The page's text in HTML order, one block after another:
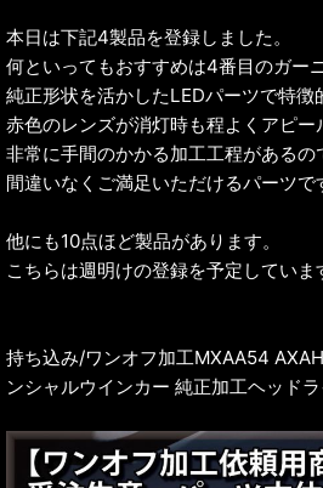
本日は下記4製品を登録しました。
何といってもおすすめは4番目のガー
純正形状を活かしたLEDパーツで特徴
赤色のレンズが消灯時も程よくアピー
非常に手間のかかる加工工程があるの
間違いなくご満足いただけるパーツで
他にも10点ほど製品があります。
こちらは週明けの登録を予定していま
持ち込み/ワンオフ加工MXAA54
ンシャルウインカー 純正加工ヘッド